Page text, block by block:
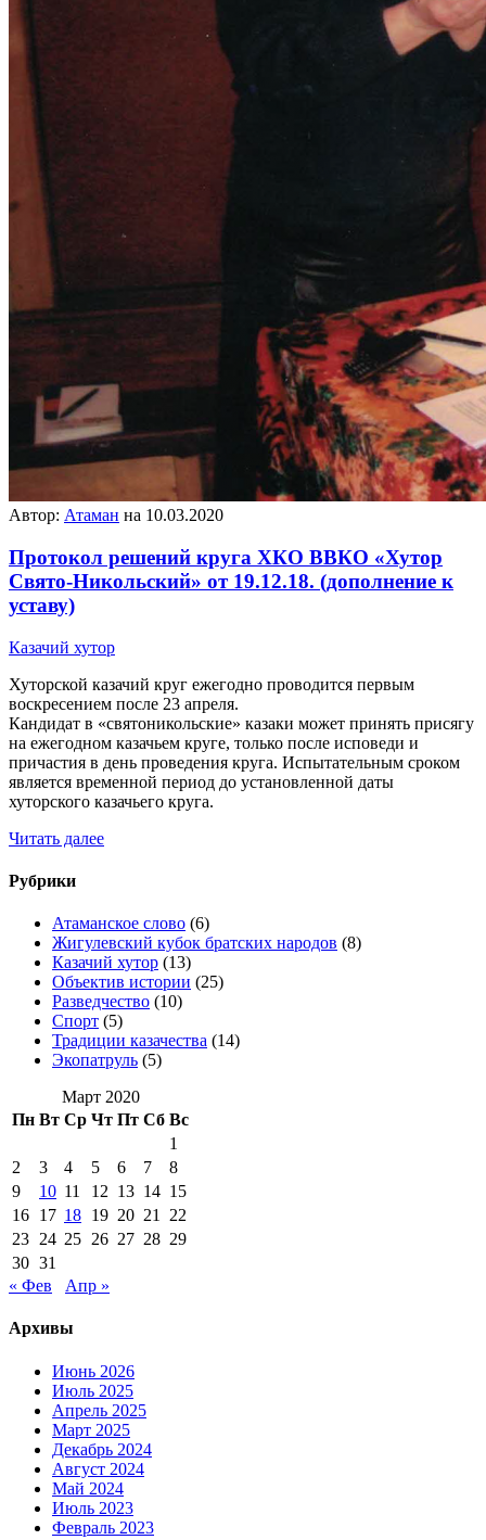
Автор: Атаман на 10.03.2020
Протокол решений круга ХКО ВВКО «Хутор
Свято-Никольский» от 19.12.18. (дополнение к
уставу)
Казачий хутор
Хуторской казачий круг ежегодно проводится первым
воскресением после 23 апреля.
Кандидат в «святоникольские» казаки может принять присягу
на ежегодном казачьем круге, только после исповеди и
причастия в день проведения круга. Испытательным сроком
является временной период до установленной даты
хуторского казачьего круга.
Читать далее
Рубрики
Атаманское слово (6)
Жигулевский кубок братских народов (8)
Казачий хутор (13)
Объектив истории (25)
Разведчество (10)
Спорт (5)
Традиции казачества (14)
Экопатруль (5)
Март 2020
Пн Вт Ср Чт Пт Сб Вс
1
2
3 4 5 6 7
8
9
10 11 12 13 14 15
16 17 18 19 20 21
22
23 24 25 26 27 28 29
30 31
« Фев
Апр »
Архивы
Июнь 2026
Июль 2025
Апрель 2025
Март 2025
Декабрь 2024
Август 2024
Май 2024
Июль 2023
Февраль 2023